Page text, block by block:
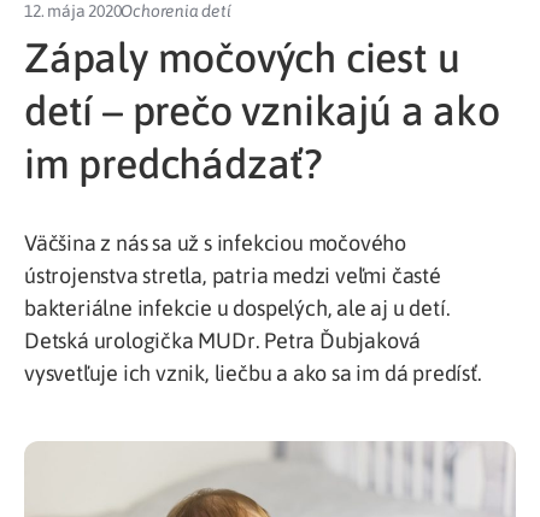
12. mája 2020Ochorenia detí
Zápaly močových ciest u
detí – prečo vznikajú a ako
im predchádzať?
Väčšina z nás sa už s infekciou močového
ústrojenstva stretla, patria medzi veľmi časté
bakteriálne infekcie u dospelých, ale aj u detí.
Detská urologička MUDr. Petra Ďubjaková
vysvetľuje ich vznik, liečbu a ako sa im dá predísť.